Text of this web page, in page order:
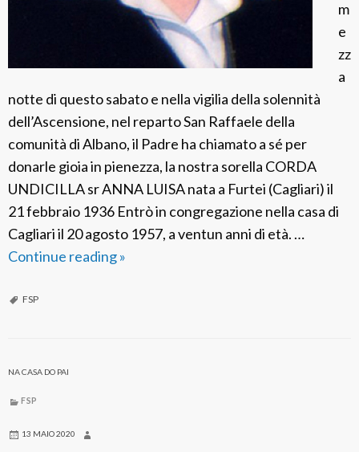
m
e
zz
a
notte di questo sabato e nella vigilia della solennità
dell’Ascensione, nel reparto San Raffaele della
comunità di Albano, il Padre ha chiamato a sé per
donarle gioia in pienezza, la nostra sorella CORDA
UNDICILLA sr ANNA LUISA nata a Furtei (Cagliari) il
21 febbraio 1936 Entrò in congregazione nella casa di
Cagliari il 20 agosto 1957, a ventun anni di età. …
Continue readingF
»
FSP
NA CASA DO PAI
FSP
13 MAIO 2020